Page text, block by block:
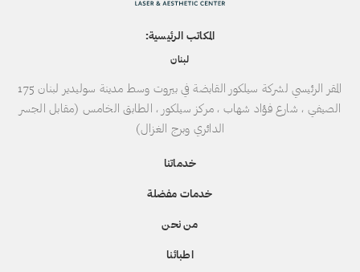
المكاتب الرئيسية:
لبنان
المقر الرئيسي لشركة سيلكور القابضة في بيروت وسط مدينة سوليدير لبنان 175
الصيفي ، شارع فؤاد شهاب ، مركز سيلكور ، الطابق الخامس (مقابل الجسر
الدائري وبرج الغزال)
خدماتنا
خدمات مفضلة
من نحن
اطبائنا